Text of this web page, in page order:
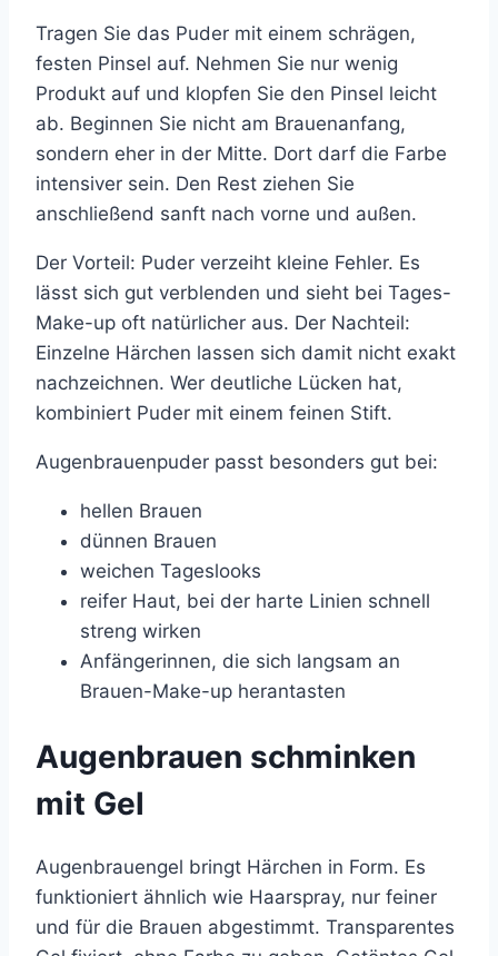
Tragen Sie das Puder mit einem schrägen,
festen Pinsel auf. Nehmen Sie nur wenig
Produkt auf und klopfen Sie den Pinsel leicht
ab. Beginnen Sie nicht am Brauenanfang,
sondern eher in der Mitte. Dort darf die Farbe
intensiver sein. Den Rest ziehen Sie
anschließend sanft nach vorne und außen.
Der Vorteil: Puder verzeiht kleine Fehler. Es
lässt sich gut verblenden und sieht bei Tages-
Make-up oft natürlicher aus. Der Nachteil:
Einzelne Härchen lassen sich damit nicht exakt
nachzeichnen. Wer deutliche Lücken hat,
kombiniert Puder mit einem feinen Stift.
Augenbrauenpuder passt besonders gut bei:
hellen Brauen
dünnen Brauen
weichen Tageslooks
reifer Haut, bei der harte Linien schnell
streng wirken
Anfängerinnen, die sich langsam an
Brauen-Make-up herantasten
Augenbrauen schminken
mit Gel
Augenbrauengel bringt Härchen in Form. Es
funktioniert ähnlich wie Haarspray, nur feiner
und für die Brauen abgestimmt. Transparentes